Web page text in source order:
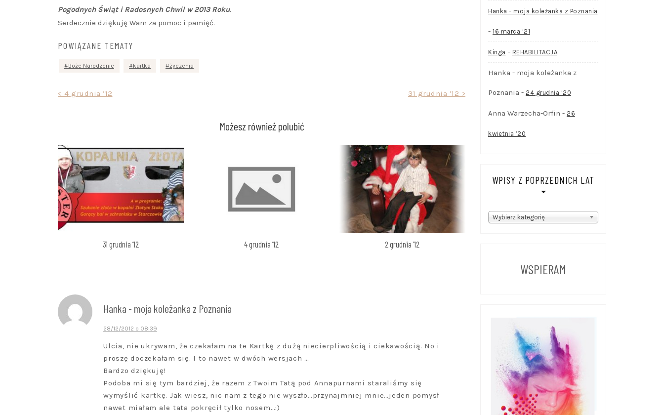
Pogodnych Świąt i Radosnych Chwil w 2013 Roku.
Serdecznie dziękuję Wam za pomoc i pamięć.
POWIĄZANE TEMATY
Boże Narodzenie kartka życzenia
Nawigacja
< 4 grudnia ’12 31 grudnia ’12 >
Możesz również polubić
31 grudnia ’12 4 grudnia ’12 2 grudnia ’12
Hanka - moja koleżanka z Poznania
28/12/2012 o 08:39
Ulcia, nie ukrywam, że czekałam na te Kartkę z dużą niecierpliwością i ciekawością. No i
proszę doczekałam się. I to nawet w dwóch wersjach …
Bardzo dziękuję!
Podoba mi się tym bardziej, że razem z Twoim Tatą pod Annapurnami staraliśmy się
wymyślić kartkę. Jak wiesz, nic nam z tego nie wyszło…przynajmniej mnie…jeden pomysł
nawet miałam ale tata pokręcił tylko nosem…:)
Hanka - moja koleżanka z Poznania
- 16 marca ’21
Kinga - REHABILITACJA
Hanka - moja koleżanka z
Poznania - 24 grudnia ’20
Anna Warzecha-Orfin - 26
kwietnia ’20
WPISY Z POPRZEDNICH LAT
WPISYWybierz kategorię
WSPIERAM